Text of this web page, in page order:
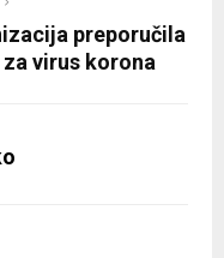
preporučila
virus korona